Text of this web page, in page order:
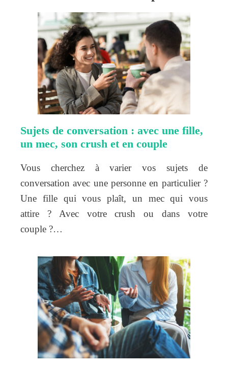
Sujets de conversation : avec une fille,
un mec, son crush et en couple
Vous cherchez à varier vos sujets de
conversation avec une personne en particulier ?
Une fille qui vous plaît, un mec qui vous
attire ? Avec votre crush ou dans votre
couple ?…